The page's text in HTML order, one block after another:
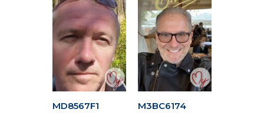
MD8567F1 M3BC6174